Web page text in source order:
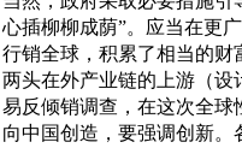
心插柳柳成荫”。应当在更
行销全球，积累了相当的
两头在外产业链的上游（
易反倾销调查，在这次全
向中国创造，要强调创新